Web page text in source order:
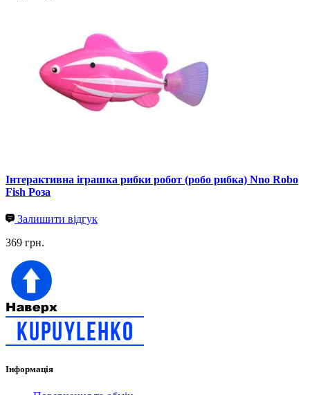
Інтерактивна іграшка рибки робот (робо рибка) Nno Robo
Fish Роза
Залишити відгук
369 грн.
Інформація